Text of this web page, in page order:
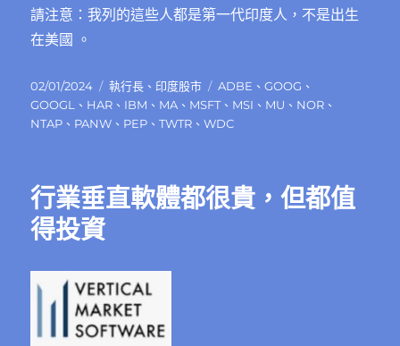
請注意：我列的這些人都是第一代印度人，不是出生
在美國 。
發
佈
日
02/01/2024
分
類
執行長 、 印度股市
標
籤
ADBE 、GOOG 、
GOOGL
、 HAR 、 IBM 、 MA 、 MSFT、 MSI 、 MU 、 NOR 、
NTAP 、 PANW 、 PEP 、TWTR 、WDC
行業垂直軟體都很貴，但都值
得投資